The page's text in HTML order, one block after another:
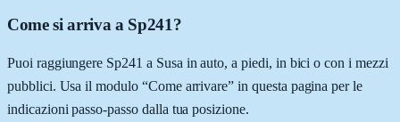
Come si arriva a Sp241?
Puoi raggiungere Sp241 a Susa in auto, a piedi, in bici o con i mezzi
pubblici. Usa il modulo “Come arrivare” in questa pagina per le
indicazioni passo-passo dalla tua posizione.